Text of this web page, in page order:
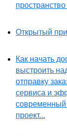
Открытый
Как начать
выстроить
отправку
сервиса и
современный
проект...